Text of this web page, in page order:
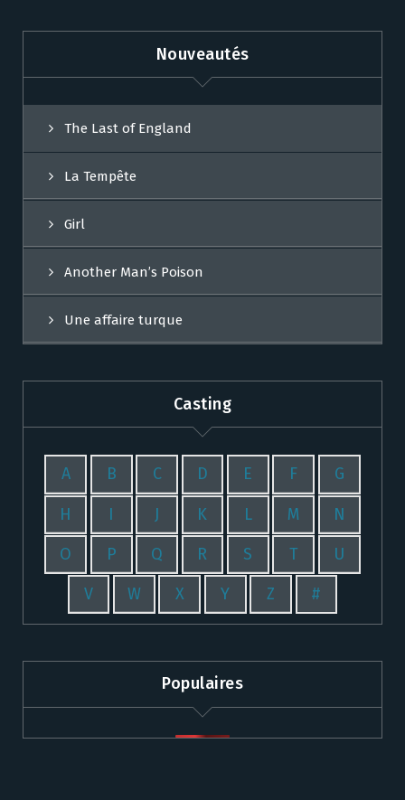
Nouveautés
The Last of England
La Tempête
Girl
Another Man’s Poison
Une affaire turque
Casting
A B C D E F G
H I J K L M N
O P Q R S T U
V W X Y Z #
Populaires